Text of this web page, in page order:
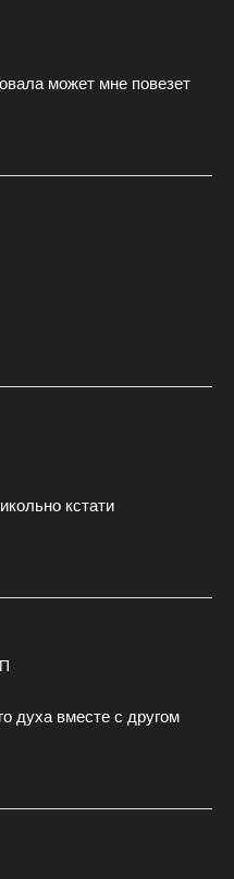
может мне повезет
кстати
духа вместе с другом